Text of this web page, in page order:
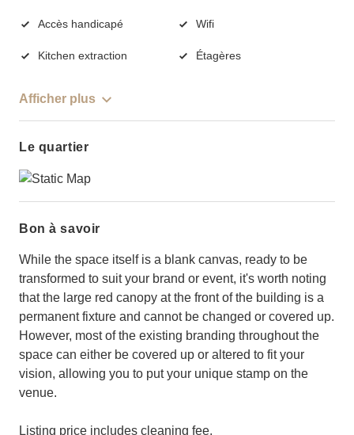
Accès handicapé Wifi
Kitchen extraction Étagères
Afficher plus
Le quartier
Bon à savoir
While the space itself is a blank canvas, ready to be
transformed to suit your brand or event, it's worth noting
that the large red canopy at the front of the building is a
permanent fixture and cannot be changed or covered up.
However, most of the existing branding throughout the
space can either be covered up or altered to fit your
vision, allowing you to put your unique stamp on the
venue.
Listing price includes cleaning fee.